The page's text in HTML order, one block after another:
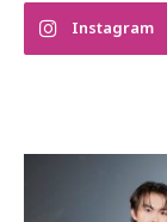
Instagram